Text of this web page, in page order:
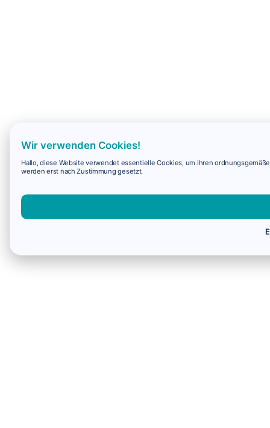
Wir verwenden Cookies!
Hallo, diese Website verwendet essentielle Cookies, um ihren
werden erst nach Zustimmung gesetzt.